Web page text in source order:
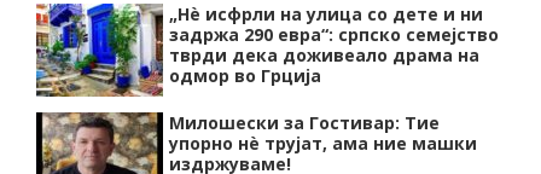
„Нѐ исфрли на улица со дете и ни
задржа 290 евра“: српско семејство
тврди дека доживеало драма на
одмор во Грција
Милошески за Гостивар: Тие
упорно нѐ трујат, ама ние машки
издржуваме!